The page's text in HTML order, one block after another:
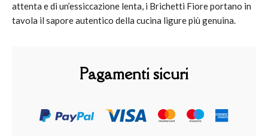
attenta e di un’essiccazione lenta, i Brichetti Fiore portano in
tavola il sapore autentico della cucina ligure più genuina.
Pagamenti sicuri